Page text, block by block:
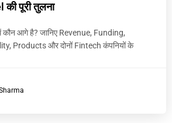
पूरी तुलना
आगे है? जानिए Revenue, Funding,
Products और दोनों Fintech कंपनियों के